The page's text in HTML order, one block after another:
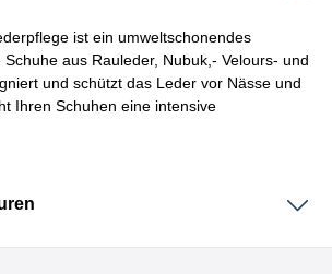
ist ein umweltschonendes
aus Rauleder, Nubuk,- Velours- und
und schützt das Leder vor Nässe und
Ihren Schuhen eine intensive